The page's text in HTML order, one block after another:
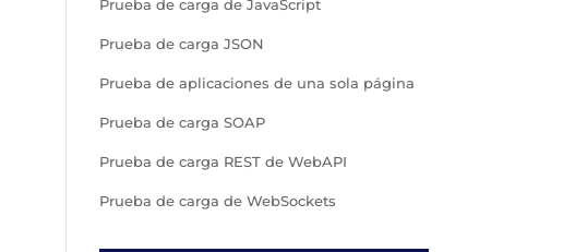
Prueba de carga de JavaScript
Prueba de carga JSON
Prueba de aplicaciones de una sola página
Prueba de carga SOAP
Prueba de carga REST de WebAPI
Prueba de carga de WebSockets